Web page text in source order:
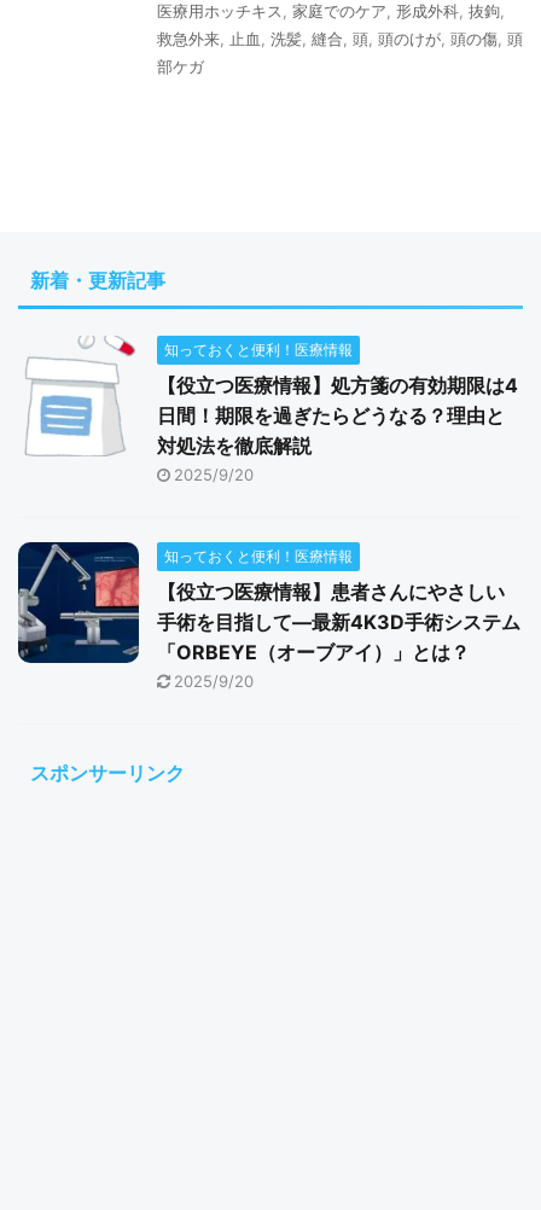
医療用ホッチキス
家庭でのケア 形成外科 抜鉤
救急外来
止血 洗髪 縫合 頭 頭のけが 頭の傷 頭
部ケガ
新着・更新記事
知っておくと便利！医療情報
【役立つ医療情報】処方箋の有効期限は4
日間！期限を過ぎたらどうなる？理由と
対処法を徹底解説
2025/9/20
知っておくと便利！医療情報
【役立つ医療情報】患者さんにやさしい
手術を目指して―最新4K3D手術システム
「ORBEYE（オーブアイ）」とは？
2025/9/20
スポンサーリンク